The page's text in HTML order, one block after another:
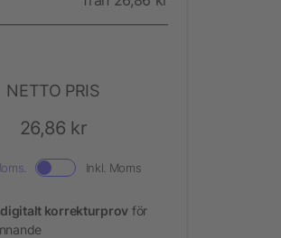
NETTO PRIS
26,86 kr
Inkl. Moms
korrekturprov för